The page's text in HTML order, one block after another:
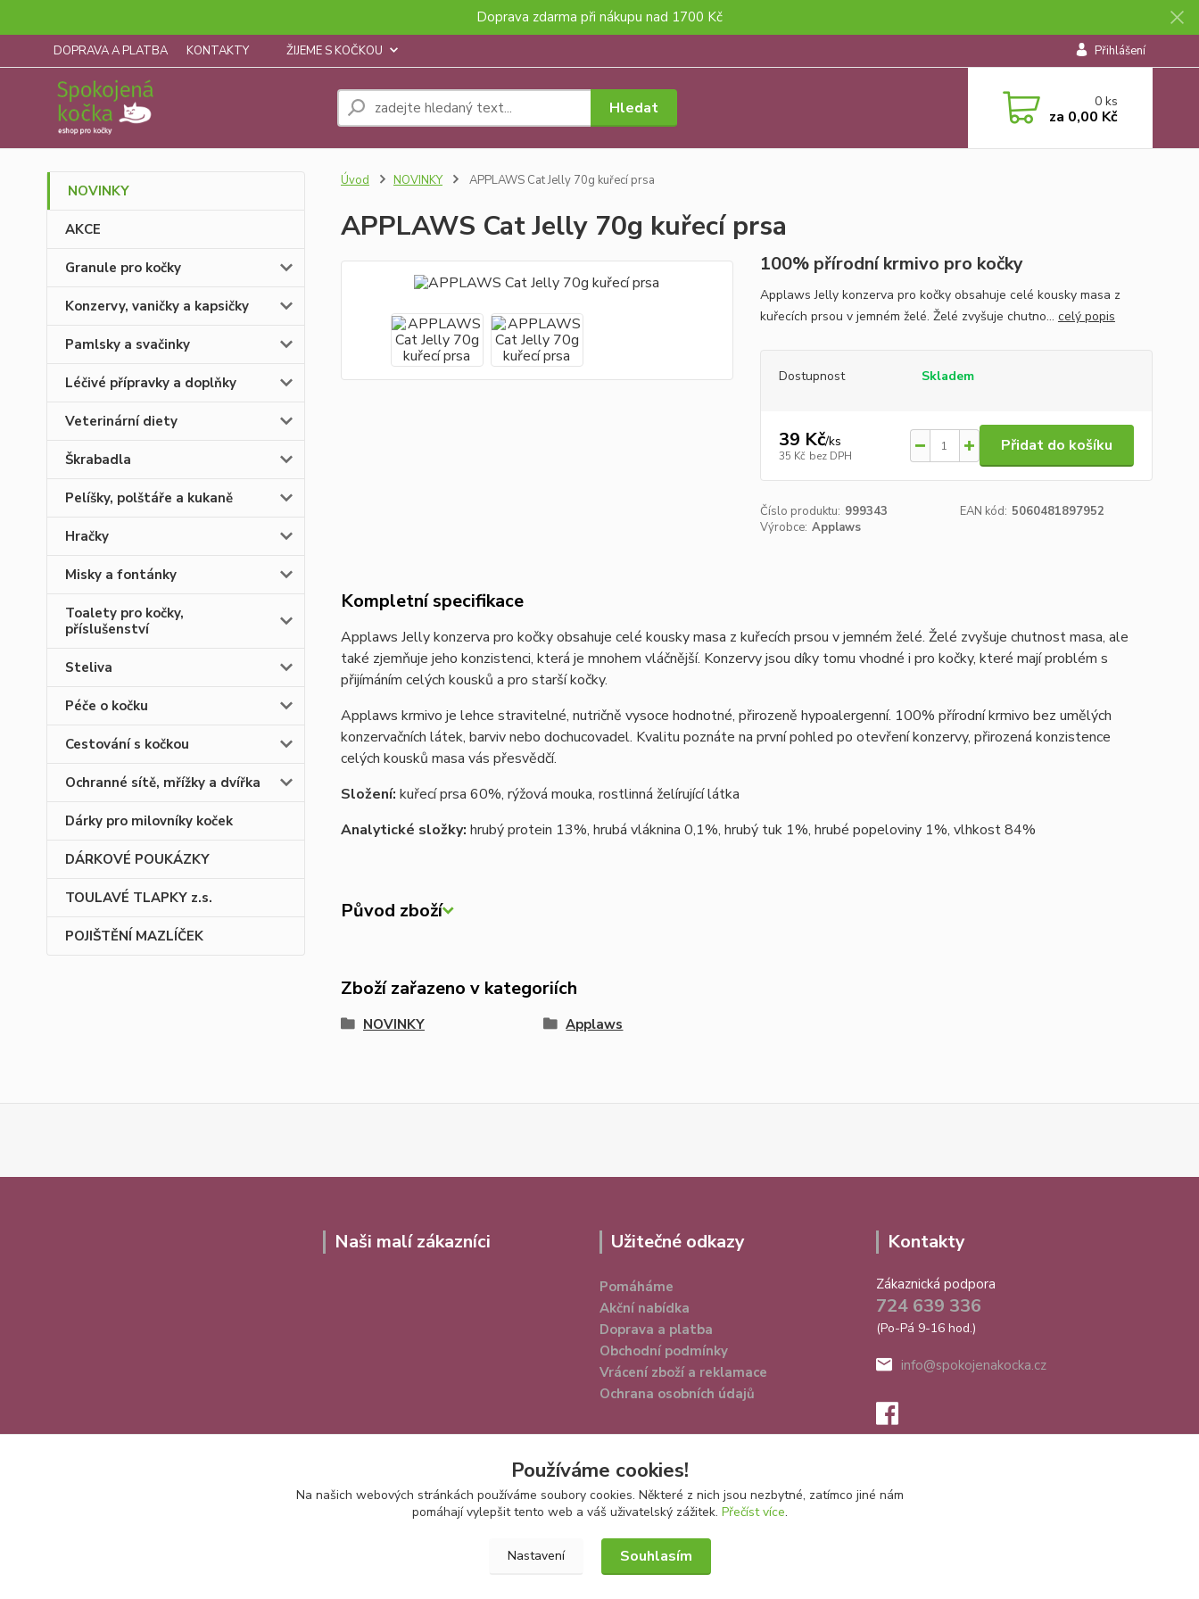
Doprava zdarma při nákupu nad 1700 Kč
DOPRAVA A PLATBA KONTAKTY ŽIJEME S KOČKOU Přihlášení
Hledat 0ks
za 0,00 Kč
NOVINKY
AKCE
Granule pro kočky
Konzervy, vaničky a kapsičky
Pamlsky a svačinky
Léčivé přípravky a doplňky
Veterinární diety
Škrabadla
Pelíšky, polštáře a kukaně
Hračky
Misky a fontánky
Toalety pro kočky,
příslušenství
Steliva
Péče o kočku
Cestování s kočkou
Ochranné sítě, mřížky a dvířka
Dárky pro milovníky koček
DÁRKOVÉ POUKÁZKY
TOULAVÉ TLAPKY z.s.
POJIŠTĚNÍ MAZLÍČEK
Úvod NOVINKY APPLAWS Cat Jelly 70g kuřecí prsa
APPLAWS Cat Jelly 70g kuřecí prsa
100% přírodní krmivo pro kočky
Applaws Jelly konzerva pro kočky obsahuje celé kousky masa z
kuřecích prsou v jemném želé. Želé zvyšuje chutno... celý popis
Dostupnost Skladem
39 Kč/ks
35 Kč bez DPH
Přidat do košíku
Číslo produktu: 999343 EAN kód: 5060481897952
Výrobce: Applaws
Kompletní specifikace
Applaws Jelly konzerva pro kočky obsahuje celé kousky masa z kuřecích prsou v jemném želé. Želé zvyšuje chutnost masa, ale
také zjemňuje jeho konzistenci, která je mnohem vláčnější. Konzervy jsou díky tomu vhodné i pro kočky, které mají problém s
přijímáním celých kousků a pro starší kočky.
Applaws krmivo je lehce stravitelné, nutričně vysoce hodnotné, přirozeně hypoalergenní. 100% přírodní krmivo bez umělých
konzervačních látek, barviv nebo dochucovadel. Kvalitu poznáte na první pohled po otevření konzervy, přirozená konzistence
celých kousků masa vás přesvědčí.
Složení: kuřecí prsa 60%, rýžová mouka, rostlinná želírující látka
Analytické složky: hrubý protein 13%, hrubá vláknina 0,1%, hrubý tuk 1%, hrubé popeloviny 1%, vlhkost 84%
Původ zboží
Zboží zařazeno v kategoriích
NOVINKY Applaws
Naši malí zákazníci Užitečné odkazy
Pomáháme
Akční nabídka
Doprava a platba
Obchodní podmínky
Vrácení zboží a reklamace
Ochrana osobních údajů
Kontakty
Zákaznická podpora
724 639 336
(Po-Pá 9-16 hod.)
info@spokojenakocka.cz
Používáme cookies!
Na našich webových stránkách používáme soubory cookies. Některé z nich jsou nezbytné, zatímco jiné nám
pomáhají vylepšit tento web a váš uživatelský zážitek. Přečíst více.
Nastavení Souhlasím